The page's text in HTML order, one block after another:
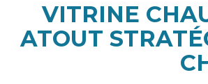
VITRINE
ATOUT